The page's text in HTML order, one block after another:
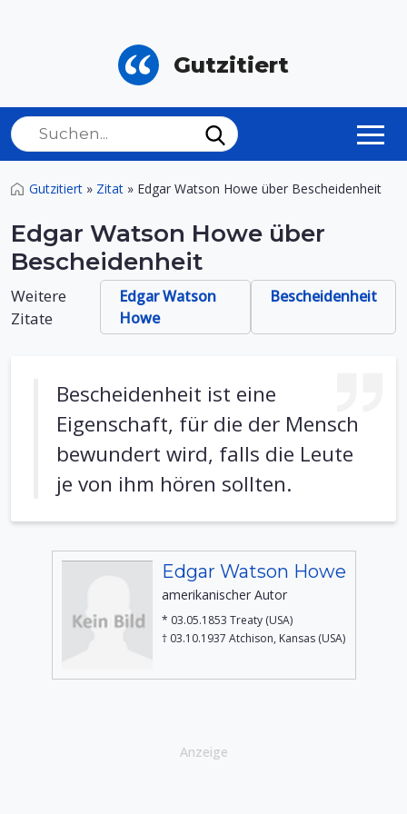
Gutzitiert
Gutzitiert » Zitat » Edgar Watson Howe über Bescheidenheit
Edgar Watson Howe über
Bescheidenheit
Weitere
Zitate
Edgar Watson
Howe
Bescheidenheit
Bescheidenheit ist eine
Eigenschaft, für die der Mensch
bewundert wird, falls die Leute
je von ihm hören sollten.
Edgar Watson Howe
amerikanischer Autor
* 03.05.1853 Treaty (USA)
† 03.10.1937 Atchison, Kansas (USA)
Anzeige